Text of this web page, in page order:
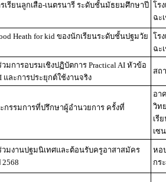
เรียนลูกเสือ-เนตรนารี ระดับชั้นมัธยมศึกษาปี โร
ฉะ
Heath for kid ของนักเรียนระดับชั้นปฐมวัย โร
ฉะ
มการอบรมเชิงปฏิบัตการ Practical AI หัวข้อ
และการประยุกต์ใช้งานจริง
สถ
รรมการที่ปรึกษาผู้อำนวยการ ครั้งที่
อา
วิท
เรี
เซ
มงานปฐมนิเทศและต้อนรับครูอาสาสมัคร
หอ
กร